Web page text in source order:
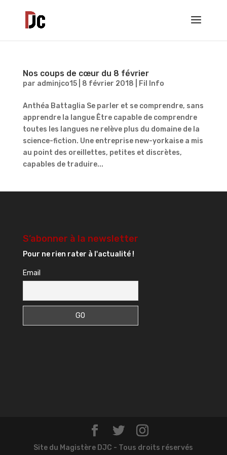
Nos coups de cœur du 8 février
par adminjco15| 8 février 2018 Fil Info
Anthéa Battaglia Se parler et se comprendre, sans
apprendre la langue Être capable de comprendre
toutes les langues ne relève plus du domaine de la
science-fiction. Une entreprise new-yorkaise a mis
au point des oreillettes, petites et discrètes,
capables de traduire...
S’abonner à la newsletter
Pour ne rien rater à l'actualité !
Email
Site du Magistère DJC - Tous droits réservés